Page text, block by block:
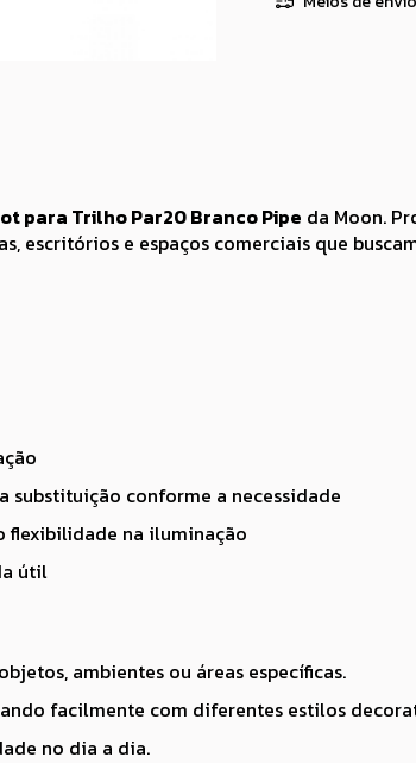
para Trilho Par20 Branco Pipe da Moon.
escritórios e espaços comerciais que
substituição conforme a necessidade
flexibilidade na iluminação
útil
ambientes ou áreas específicas.
facilmente com diferentes estilos
no dia a dia.